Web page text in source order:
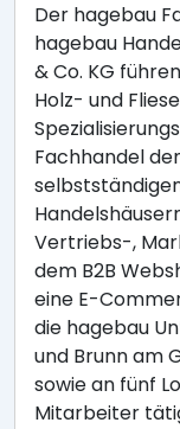
Der hagebau
hagebau
& Co. KG
Holz- und
Fachhandel
Vertriebs-,
dem B2B
eine E-
die hagebau
und Brunn am
sowie an fünf
Mitarbeiter